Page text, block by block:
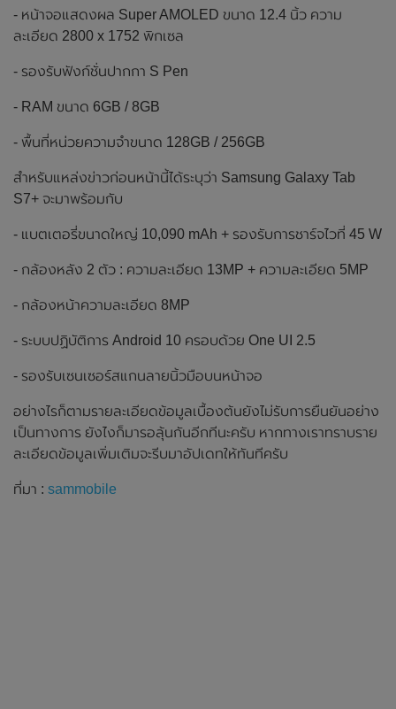
- หน้าจอแสดงผล Super AMOLED ขนาด 12.4 นิ้ว ความ
ละเอียด 2800 x 1752 พิกเซล
- รองรับฟังก์ชั่นปากกา S Pen
- RAM ขนาด 6GB / 8GB
- พื้นที่หน่วยความจำขนาด 128GB / 256GB
สำหรับแหล่งข่าวก่อนหน้านี้ได้ระบุว่า Samsung Galaxy Tab
S7+ จะมาพร้อมกับ
- แบตเตอรี่ขนาดใหญ่ 10,090 mAh + รองรับการชาร์จไวที่ 45 W
- กล้องหลัง 2 ตัว : ความละเอียด 13MP + ความละเอียด 5MP
- กล้องหน้าความละเอียด 8MP
- ระบบปฏิบัติการ Android 10 ครอบด้วย One UI 2.5
- รองรับเซนเซอร์สแกนลายนิ้วมือบนหน้าจอ
อย่างไรก็ตามรายละเอียดข้อมูลเบื้องต้นยังไม่รับการยืนยันอย่าง
เป็นทางการ ยังไงก็มารอลุ้นกันอีกทีนะครับ หากทางเราทราบราย
ละเอียดข้อมูลเพิ่มเติมจะรีบมาอัปเดทให้ทันทีครับ
ที่มา : sammobile